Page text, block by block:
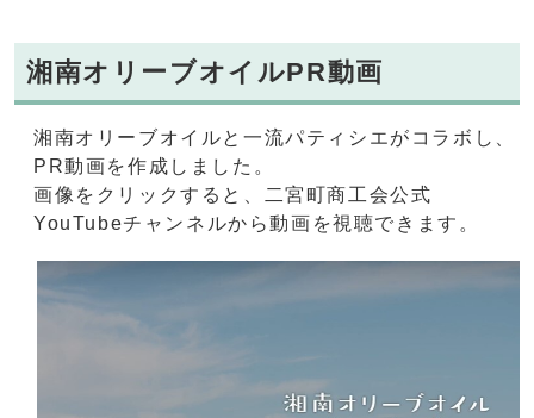
湘南オリーブオイルPR動画
湘南オリーブオイルと一流パティシエがコラボし、
PR動画を作成しました。
画像をクリックすると、二宮町商工会公式
YouTubeチャンネルから動画を視聴できます。